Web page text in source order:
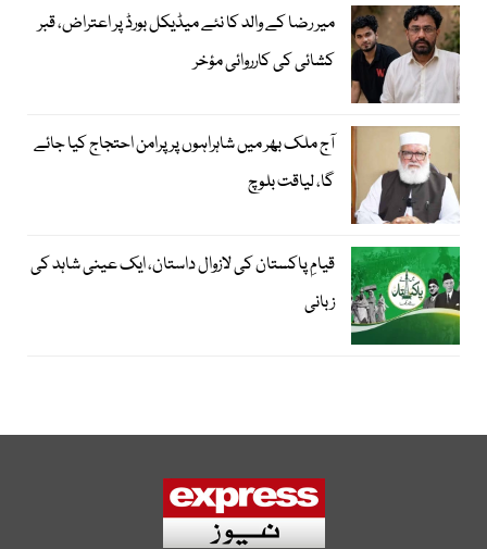
میر رضا کے والد کا نئے میڈیکل بورڈ پر اعتراض، قبر
کشائی کی کارروائی مؤخر
آج ملک بھر میں شاہراہوں پر پرامن احتجاج کیا جائے
گا، لیاقت بلوچ
قیامِ پاکستان کی لازوال داستان، ایک عینی شاہد کی
زبانی